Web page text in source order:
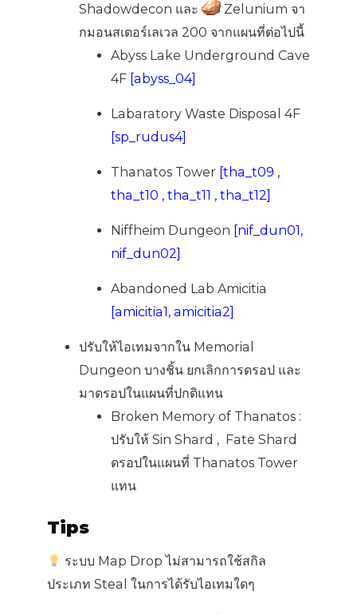
Shadowdecon และ
Zelunium จา
กมอนสเตอร์เลเวล 200 จากแผนที่ต่อไปนี้
Abyss Lake Underground Cave
4F [abyss_04]
Labaratory Waste Disposal 4F
[sp_rudus4]
Thanatos Tower [tha_t09 ,
tha_t10 , tha_t11 , tha_t12]
Niffheim Dungeon [nif_dun01,
nif_dun02]
Abandoned Lab Amicitia
[amicitia1, amicitia2]
ปรับให้ไอเทมจากใน Memorial
Dungeon บางชิ้น ยกเลิกการดรอป และ
มาดรอปในแผนที่ปกติแทน
Broken Memory of Thanatos :
ปรับให้ Sin Shard , Fate Shard
ดรอปในแผนที่ Thanatos Tower
แทน
Tips
ระบบ Map Drop ไม่สามารถใช้สกิล
ประเภท Steal ในการได้รับไอเทมใดๆ